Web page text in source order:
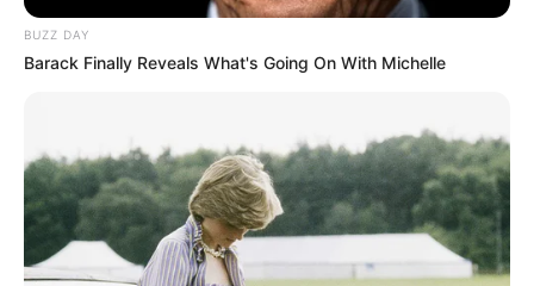
COVID-19
contra el covid-19 para
este 27 de febrero en
Bogotá
CORONAVIRUS
BUZZ DAY
Barack Finally Reveals What's Going On With Michelle